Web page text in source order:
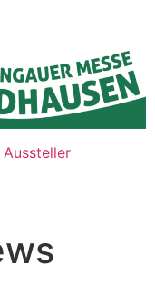
Aussteller